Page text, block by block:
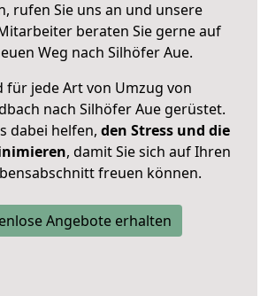
rufen Sie uns an und unsere
beraten Sie gerne auf
Weg nach Silhöfer Aue.
für jede Art von Umzug von
nach Silhöfer Aue gerüstet.
dabei helfen, den Stress und die
, damit Sie sich auf Ihren
freuen können.
Angebote erhalten